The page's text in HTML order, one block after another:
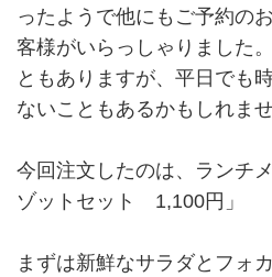
ったようで他にもご予約の
客様がいらっしゃりました
ともありますが、平日でも
ないこともあるかもしれませ
今回注文したのは、ランチ
ゾットセット 1,100円」
まずは新鮮なサラダとフォ